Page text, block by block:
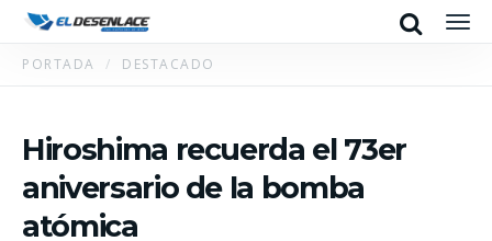
Search
PORTADA DESTACADO
Hiroshima recuerda el 73er
aniversario de la bomba
atómica